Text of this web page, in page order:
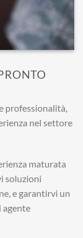
professionalità,
nel settore
maturata
soluzioni
e garantirvi un
agente